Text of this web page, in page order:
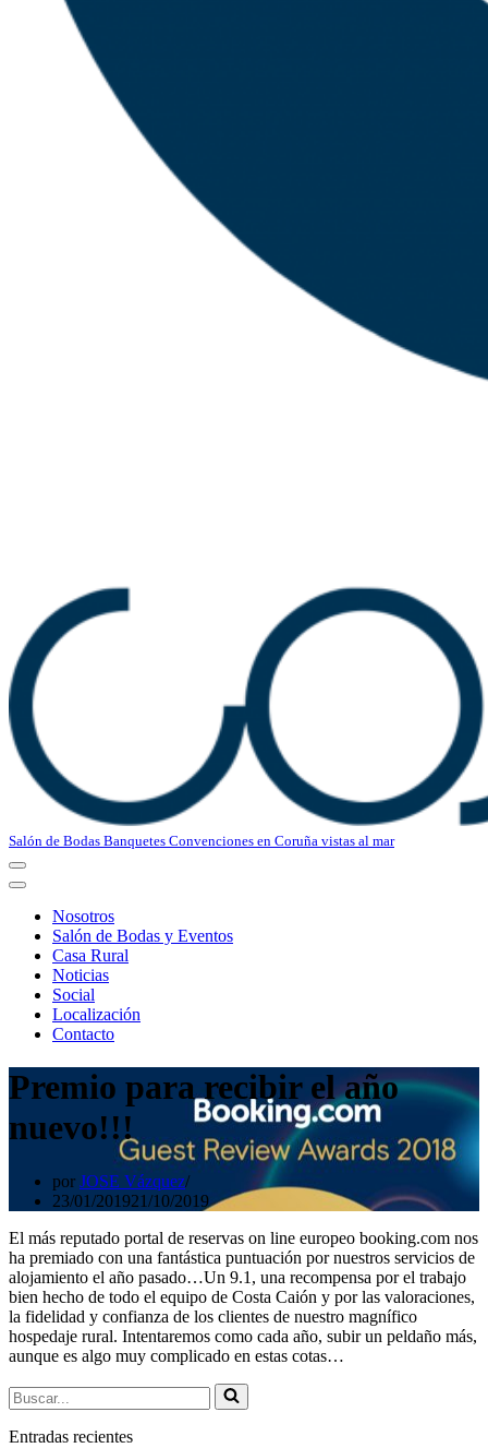
Salón de Bodas Banquetes Convenciones en Coruña vistas al mar
Menú
de
Menú
navegación
Nosotros
Salón de Bodas y Eventos
Casa Rural
Noticias
Social
Localización
Contacto
Premio para recibir el año
nuevo!!!
por JOSE Vázquez
23/01/201921/10/2019
El más reputado portal de reservas on line europeo booking.com nos
ha premiado con una fantástica puntuación por nuestros servicios de
alojamiento el año pasado…Un 9.1, una recompensa por el trabajo
bien hecho de todo el equipo de Costa Caión y por las valoraciones,
la fidelidad y confianza de los clientes de nuestro magnífico
hospedaje rural. Intentaremos como cada año, subir un peldaño más,
aunque es algo muy complicado en estas cotas…
Buscar...
Entradas recientes